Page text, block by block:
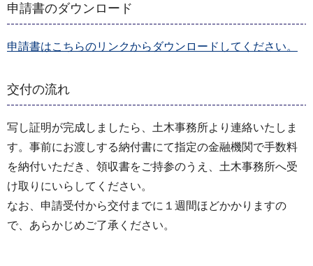
申請書のダウンロード
申請書はこちらのリンクからダウンロードしてください。
交付の流れ
写し証明が完成しましたら、土木事務所より連絡いたしま
す。事前にお渡しする納付書にて指定の金融機関で手数料
を納付いただき、領収書をご持参のうえ、土木事務所へ受
け取りにいらしてください。
なお、申請受付から交付までに１週間ほどかかりますの
で、あらかじめご了承ください。